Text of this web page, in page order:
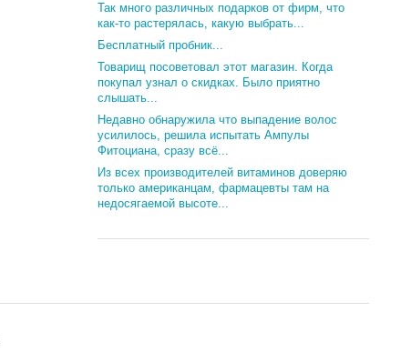
Так много различных подарков от фирм, что
как-то растерялась, какую выбрать...
Бесплатный пробник...
Товарищ посоветовал этот магазин. Когда
покупал узнал о скидках. Было приятно
слышать...
Недавно обнаружила что выпадение волос
усилилось, решила испытать Ампулы
Фитоциана, сразу всё...
Из всех производителей витаминов доверяю
только американцам, фармацевты там на
недосягаемой высоте...